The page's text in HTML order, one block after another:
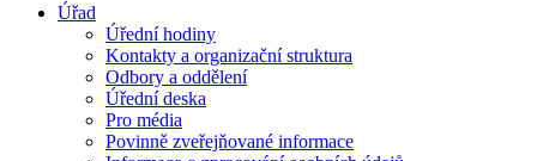
Úřad
Úřední hodiny
Kontakty a organizační struktura
Odbory a oddělení
Úřední deska
Pro média
Povinně zveřejňované informace